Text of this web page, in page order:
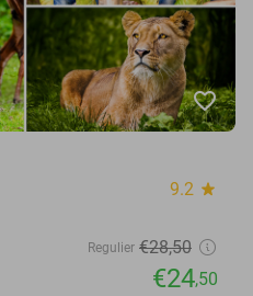
favorite_border
9.2 star
Regulier €28,50
€24,50